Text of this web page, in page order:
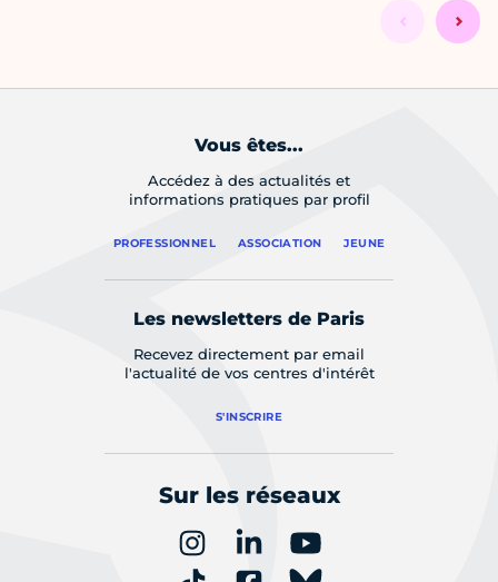
Vous êtes...
Accédez à des actualités et
informations pratiques par profil
PROFESSIONNEL ASSOCIATION JEUNE
Les newsletters de Paris
Recevez directement par email
l'actualité de vos centres d'intérêt
S'INSCRIRE
Sur les réseaux